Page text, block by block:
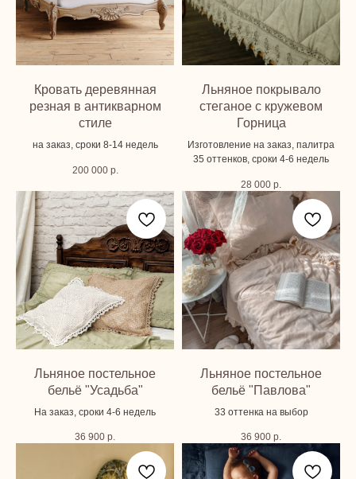
Кровать деревянная
резная в антикварном
стиле
на заказ, сроки 8-14 недель
200 000 р.
Льняное покрывало
стеганое с кружевом
Горница
Изготовление на заказ, палитра
35 оттенков, сроки 4-6 недель
28 000 р.
Льняное постельное
бельё "Усадьба"
На заказ, сроки 4-6 недель
36 900 р.
Льняное постельное
бельё "Павлова"
33 оттенка на выбор
36 900 р.